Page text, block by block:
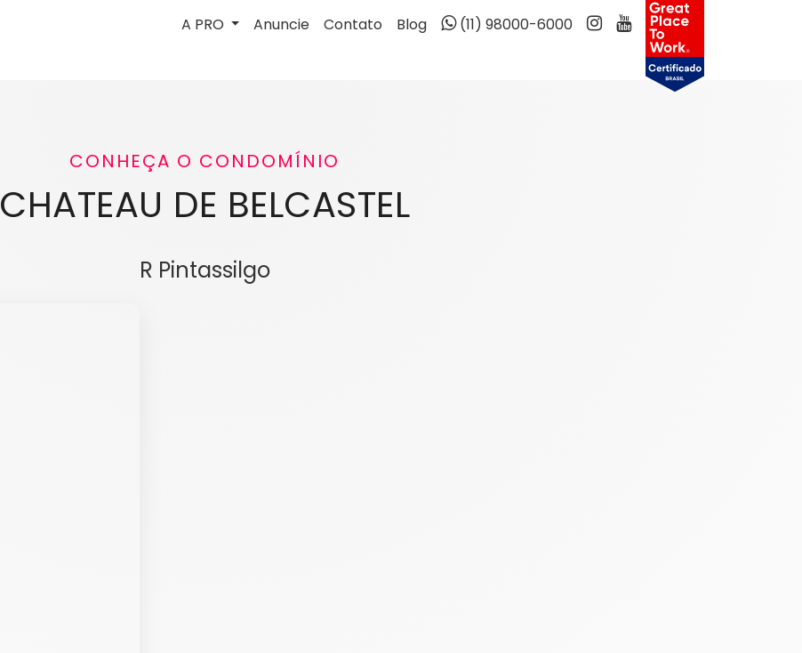
A PRO Anuncie Contato Blog (11) 98000-6000
CONHEÇA O CONDOMÍNIO
CHATEAU DE BELCASTEL
R Pintassilgo